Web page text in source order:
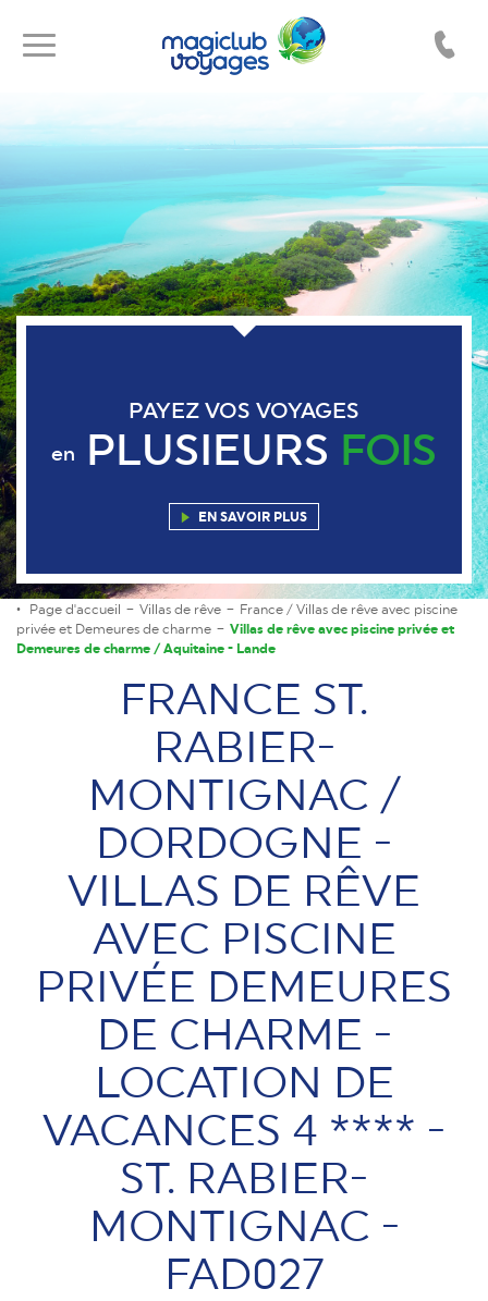
Toggle
Toggle
navigation
PAYEZ VOS VOYAGES
en PLUSIEURS FOIS
EN SAVOIR PLUS
Page d'accueil Villas de rêve
France / Villas de rêve avec piscine
privée et Demeures de charme
Villas de rêve avec piscine privée et
Demeures de charme / Aquitaine - Lande
FRANCE ST.
RABIER-
MONTIGNAC /
DORDOGNE -
VILLAS DE RÊVE
AVEC PISCINE
PRIVÉE DEMEURES
DE CHARME -
LOCATION DE
VACANCES 4 **** -
ST. RABIER-
MONTIGNAC -
FAD027